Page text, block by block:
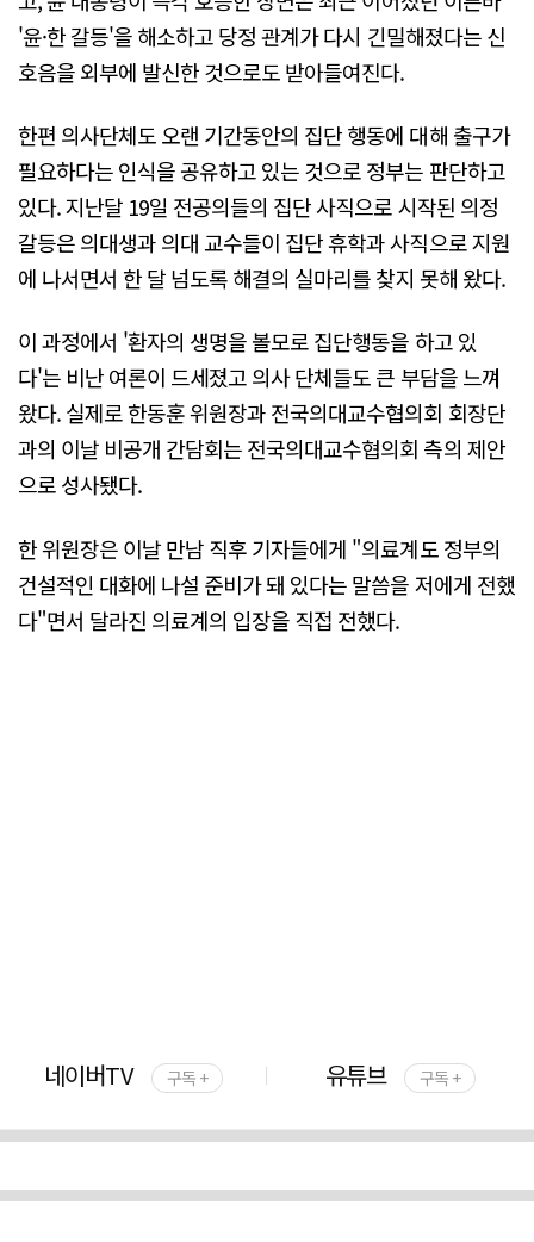
'윤·한 갈등'을 해소하고 당정 관계가 다시 긴밀해졌다는 신
호음을 외부에 발신한 것으로도 받아들여진다.
한편 의사단체도 오랜 기간동안의 집단 행동에 대해 출구가
필요하다는 인식을 공유하고 있는 것으로 정부는 판단하고
있다. 지난달 19일 전공의들의 집단 사직으로 시작된 의정
갈등은 의대생과 의대 교수들이 집단 휴학과 사직으로 지원
에 나서면서 한 달 넘도록 해결의 실마리를 찾지 못해 왔다.
이 과정에서 '환자의 생명을 볼모로 집단행동을 하고 있
다'는 비난 여론이 드세졌고 의사 단체들도 큰 부담을 느껴
왔다. 실제로 한동훈 위원장과 전국의대교수협의회 회장단
과의 이날 비공개 간담회는 전국의대교수협의회 측의 제안
으로 성사됐다.
한 위원장은 이날 만남 직후 기자들에게 "의료계도 정부의
건설적인 대화에 나설 준비가 돼 있다는 말씀을 저에게 전했
다"면서 달라진 의료계의 입장을 직접 전했다.
네이버TV 구독 + 유튜브 구독 +